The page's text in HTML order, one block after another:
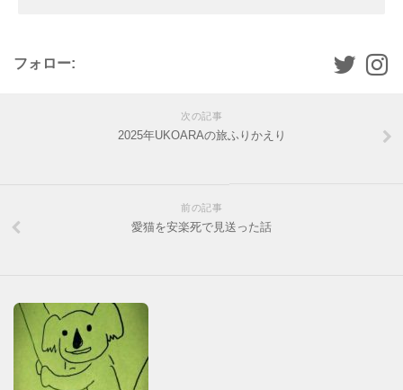
フォロー:
次の記事
2025年UKOARAの旅ふりかえり
前の記事
愛猫を安楽死で見送った話